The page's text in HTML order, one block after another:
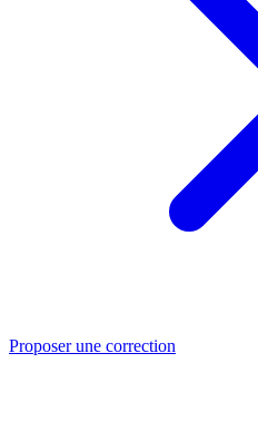
Proposer une correction